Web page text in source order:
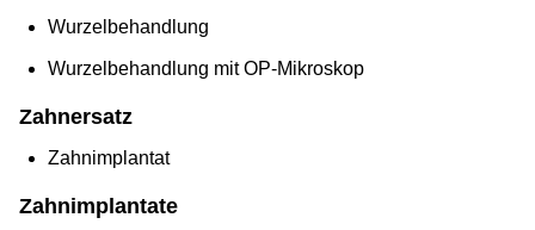
Wurzelbehandlung
Wurzelbehandlung mit OP-Mikroskop
Zahnersatz
Zahnimplantat
Zahnimplantate